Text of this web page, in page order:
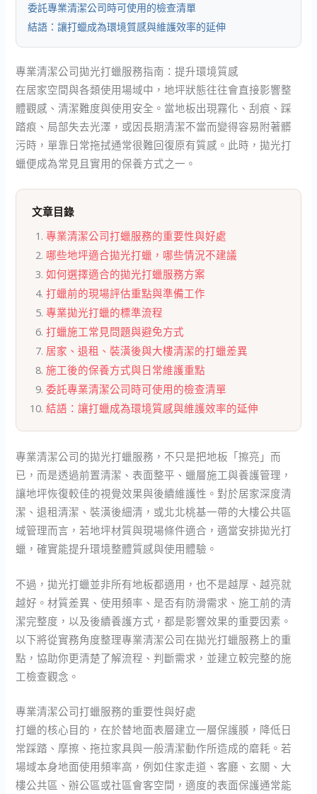
委託專業清潔公司時可使用的檢查清單
結語：讓打蠟成為環境質感與維護效率的延伸
專業清潔公司拋光打蠟服務指南：提升環境質感
在居家空間與各類使用場域中，地坪狀態往往會直接影響整
體觀感、清潔難度與使用安全。當地板出現霧化、刮痕、踩
踏痕、局部失去光澤，或因長期清潔不當而變得容易附著髒
污時，單靠日常拖拭通常很難回復原有質感。此時，拋光打
蠟便成為常見且實用的保養方式之一。
文章目錄
專業清潔公司打蠟服務的重要性與好處
哪些地坪適合拋光打蠟，哪些情況不建議
如何選擇適合的拋光打蠟服務方案
打蠟前的現場評估重點與準備工作
專業拋光打蠟的標準流程
打蠟施工常見問題與避免方式
居家、退租、裝潢後與大樓清潔的打蠟差異
施工後的保養方式與日常維護重點
委託專業清潔公司時可使用的檢查清單
結語：讓打蠟成為環境質感與維護效率的延伸
專業清潔公司的拋光打蠟服務，不只是把地板「擦亮」而
已，而是透過前置清潔、表面整平、蠟層施工與養護管理，
讓地坪恢復較佳的視覺效果與後續維護性。對於居家深度清
潔、退租清潔、裝潢後細清，或北北桃基一帶的大樓公共區
域管理而言，若地坪材質與現場條件適合，適當安排拋光打
蠟，確實能提升環境整體質感與使用體驗。
不過，拋光打蠟並非所有地板都適用，也不是越厚、越亮就
越好。材質差異、使用頻率、是否有防滑需求、施工前的清
潔完整度，以及後續養護方式，都是影響效果的重要因素。
以下將從實務角度整理專業清潔公司在拋光打蠟服務上的重
點，協助你更清楚了解流程、判斷需求，並建立較完整的施
工檢查觀念。
專業清潔公司打蠟服務的重要性與好處
打蠟的核心目的，在於替地面表層建立一層保護膜，降低日
常踩踏、摩擦、拖拉家具與一般清潔動作所造成的磨耗。若
場域本身地面使用頻率高，例如住家走道、客廳、玄關、大
樓公共區、辦公區或社區會客空間，適度的表面保護通常能